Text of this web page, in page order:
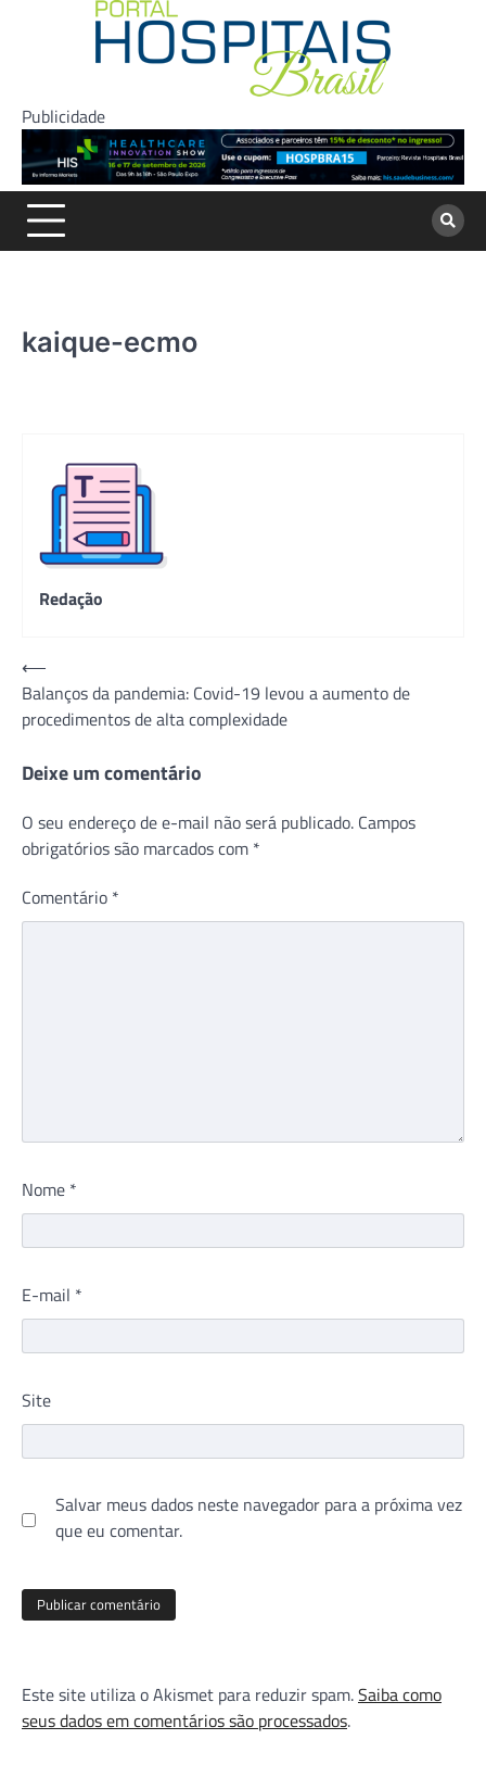
Publicidade
kaique-ecmo
Redação
Navegação
de
Post
⟵
Balanços da pandemia: Covid-19 levou a aumento de
procedimentos de alta complexidade
Deixe um comentário
O seu endereço de e-mail não será publicado. Campos
obrigatórios são marcados com *
Comentário *
Nome *
E-mail *
Site
Salvar meus dados neste navegador para a próxima vez
que eu comentar.
Este site utiliza o Akismet para reduzir spam.Saiba como
seus dados em comentários são processados.